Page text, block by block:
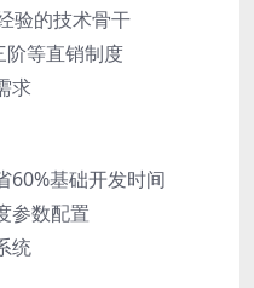
验的技术骨干
等直销制度
求
60%基础开发时间
参数配置
统